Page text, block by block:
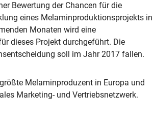
Bewertung der Chancen für die
eines Melaminproduktionsprojekts in
Monaten wird eine
dieses Projekt durchgeführt. Die
soll im Jahr 2017 fallen.
Melaminproduzent in Europa und
Marketing- und Vertriebsnetzwerk.